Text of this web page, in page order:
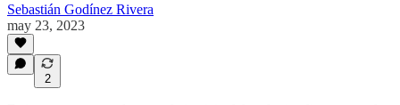
Sebastián Godínez Rivera
may 23, 2023
2